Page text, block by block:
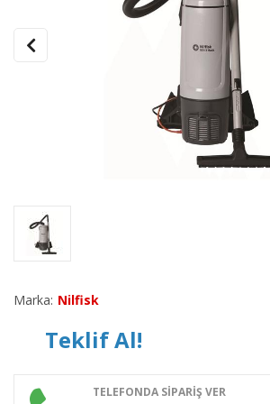
Marka: Nilfisk
Teklif Al!
TELEFONDA SİPARİŞ VER